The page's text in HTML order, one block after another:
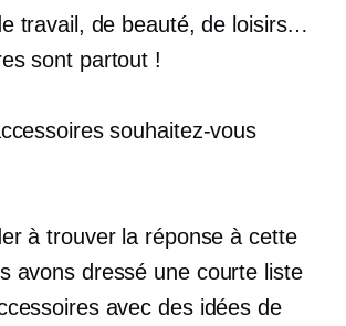
travail, de beauté, de loisirs…
sont partout !
souhaitez-vous
à trouver la réponse à cette
avons dressé une courte liste
avec des idées de